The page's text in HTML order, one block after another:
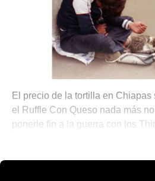
El precio de la tortilla en
el Ruffle Con Queso nada más
ponerle fin a la guerra con los